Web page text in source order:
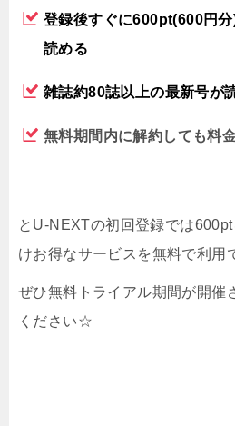
登録後すぐに600pt(600円
読める
雑誌約80誌以上の最新号が
無料期間内に解約しても料
とU-NEXTの初回登録では
けお得なサービスを無料で利用
ぜひ無料トライアル期間が開催
ください☆